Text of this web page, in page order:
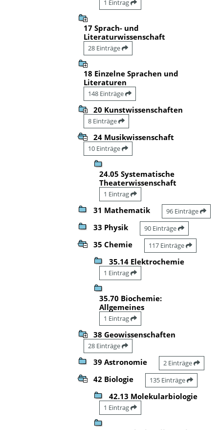
1 Eintrag
17 Sprach- und
Literaturwissenschaft
28 Einträge
18 Einzelne Sprachen und
Literaturen
148 Einträge
20 Kunstwissenschaften
8 Einträge
24 Musikwissenschaft
10 Einträge
24.05 Systematische
Theaterwissenschaft
1 Eintrag
31 Mathematik 96 Einträge
33 Physik 90 Einträge
35 Chemie 117 Einträge
35.14 Elektrochemie
1 Eintrag
35.70 Biochemie:
Allgemeines
1 Eintrag
38 Geowissenschaften
28 Einträge
39 Astronomie 2 Einträge
42 Biologie 135 Einträge
42.13 Molekularbiologie
1 Eintrag